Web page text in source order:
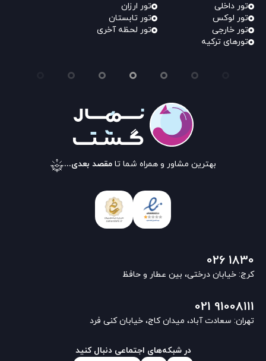
تور داخلی
تور ارزان
تور لوکس
تور تابستان
تور خارجی
تور لحظه آخری
تورهای ترکیه
بهترین مشاور و همراه شما تا مقصد بعدی...
026 1830
کرج: خیابان درختی، بین عطار و حافظ
021 91008111
تهران: سعادت آباد، میدان کاج، خیابان کنی فرد
در شبکه‌های اجتماعی دنبال کنید